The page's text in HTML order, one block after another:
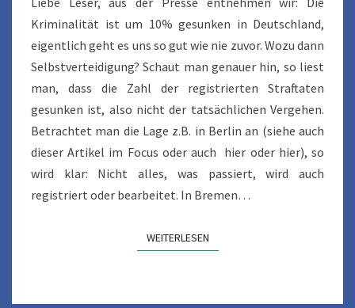
SINNVOLL
IST
Kriminalität ist um 10% gesunken in Deutschland,
eigentlich geht es uns so gut wie nie zuvor. Wozu dann
Selbstverteidigung? Schaut man genauer hin, so liest
man, dass die Zahl der registrierten Straftaten
gesunken ist, also nicht der tatsächlichen Vergehen.
Betrachtet man die Lage z.B. in Berlin an (siehe auch
dieser Artikel im Focus oder auch hier oder hier), so
wird klar: Nicht alles, was passiert, wird auch
registriert oder bearbeitet. In Bremen…
WEITERLESENWEITERLESEN